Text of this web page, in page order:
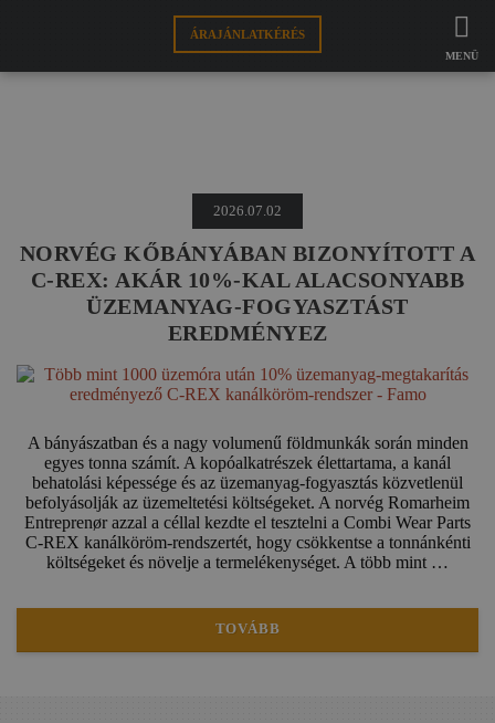
ÁRAJÁNLATKÉRÉS
MENÜ
FAMO HÍREK
2026.07.02
NORVÉG KŐBÁNYÁBAN BIZONYÍTOTT A
C-REX: AKÁR 10%-KAL ALACSONYABB
ÜZEMANYAG-FOGYASZTÁST
EREDMÉNYEZ
A bányászatban és a nagy volumenű földmunkák során minden
egyes tonna számít. A kopóalkatrészek élettartama, a kanál
behatolási képessége és az üzemanyag-fogyasztás közvetlenül
befolyásolják az üzemeltetési költségeket. A norvég Romarheim
Entreprenør azzal a céllal kezdte el tesztelni a Combi Wear Parts
C-REX kanálköröm-rendszertét, hogy csökkentse a tonnánkénti
költségeket és növelje a termelékenységet. A több mint …
TOVÁBB